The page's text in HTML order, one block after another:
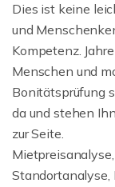
Dies ist keine
und
Kompetenz.
Menschen und
Bonitätsprüfung
da und stehen
zur Seite.
Standortanalyse,